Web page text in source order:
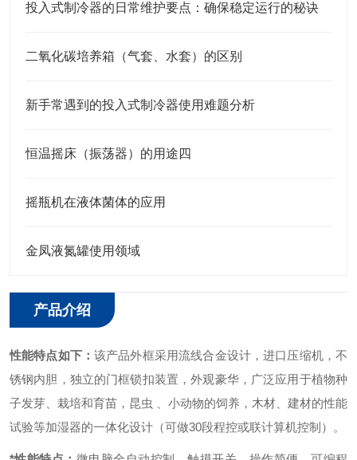
投入式制冷器的日常维护要点：确保稳定运行的秘诀
二氧化碳培养箱（气套、水套）的区别
新手常遇到的投入式制冷器使用难题分析
恒温摇床（振荡器）的用途四
摇瓶机在液体菌体的应用
金凤液氮罐使用领域
产品介绍
性能特点如下：该产品外框采用流线合金设计，进口压缩机，不
锈钢内胆，独立的门框锁扣装置，外观豪华，广泛应用于植物种
子发芽、栽培和育苗，昆虫 、小动物的饲养，木材、建材的性能
试验等加湿器的一体化设计（可做30段程控或联计算机控制）。